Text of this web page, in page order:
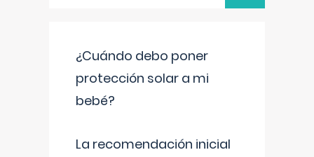
¿Cuándo debo poner
protección solar a mi
bebé?
La recomendación inicial